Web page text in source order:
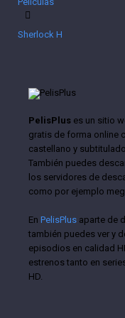
Sherlock Holmes: Juego
PelisPlus es un sitio
gratis de forma online
castellano y
También puedes
los servidores de
como por ejemplo
En PelisPlus aparte de
también puedes ver y
episodios en calidad
estrenos tanto en
HD.